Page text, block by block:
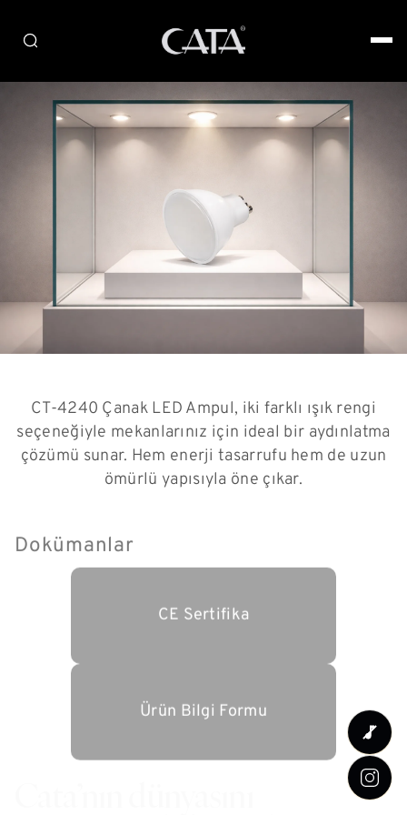
CT-4240 Çanak LED Ampul, iki farklı ışık rengi
seçeneğiyle mekanlarınız için ideal bir aydınlatma
çözümü sunar. Hem enerji tasarrufu hem de uzun
ömürlü yapısıyla öne çıkar.
Dokümanlar
CE Sertifika
Ürün Bilgi Formu